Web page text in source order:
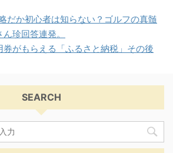
だか初心者は知らない？ゴルフの真髄
珍回答連発。
券がもらえる「ふるさと納税」その後
SEARCH